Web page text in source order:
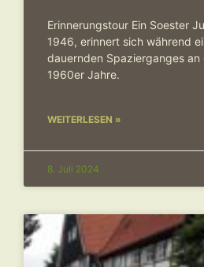
Erinnerungstour Ein Soester
1946, erinnert sich während
dauernden Spazierganges
1960er Jahre.
WEITERLESEN »
8. Juli 2024